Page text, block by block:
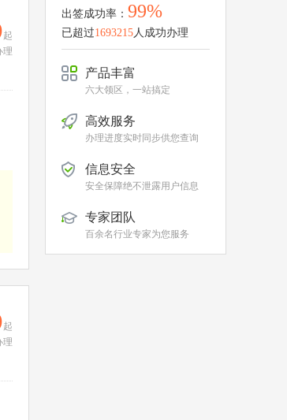
起
理
起
理
出签成功率： 99%
已超过1693215人成功办理
产品丰富
六大领区，一站搞定
高效服务
办理进度实时同步供您查询
信息安全
安全保障绝不泄露用户信息
专家团队
百余名行业专家为您服务